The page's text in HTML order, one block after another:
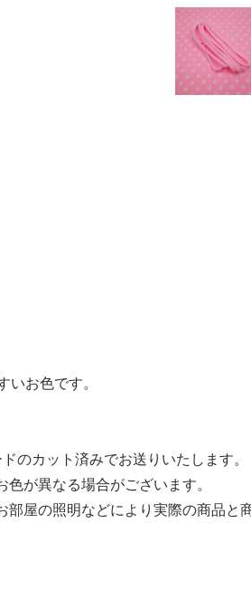
いお色です。
のカット済みでお送りいたします。
が異なる場合がございます。
屋の照明などにより実際の商品と